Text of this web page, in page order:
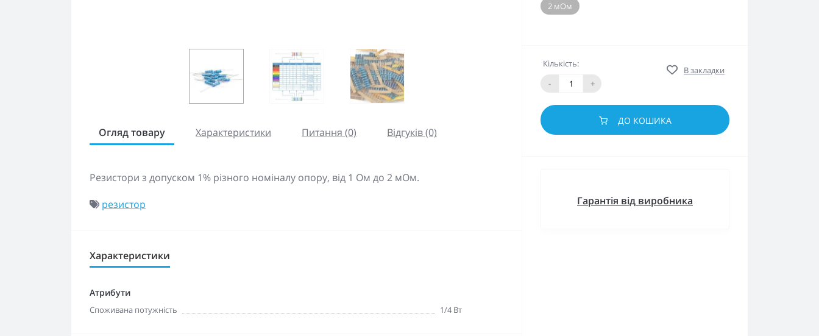
Огляд товару Характеристики Питання (0) Відгуків (0)
Резистори з допуском 1% різного номіналу опору, від 1 Ом до 2 мОм.
резистор
Характеристики
Атрибути
Споживана потужність 1/4 Вт
2 мОм
Кількість:
-
+
В закладки
ДО КОШИКА
Гарантія від виробника